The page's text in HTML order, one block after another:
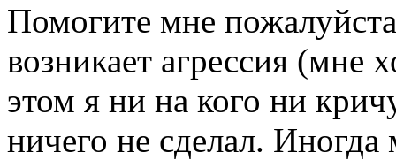
Помогите мне
возникает агрессия (мне
этом я ни на кого ни
ничего не сделал. Иногда